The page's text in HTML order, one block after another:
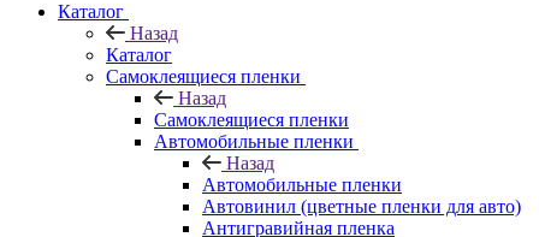
Каталог
Назад
Каталог
Самоклеящиеся пленки
Назад
Самоклеящиеся пленки
Автомобильные пленки
Назад
Автомобильные пленки
Автовинил (цветные пленки для авто)
Антигравийная пленка